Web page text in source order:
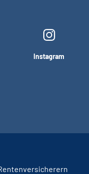
Instagram